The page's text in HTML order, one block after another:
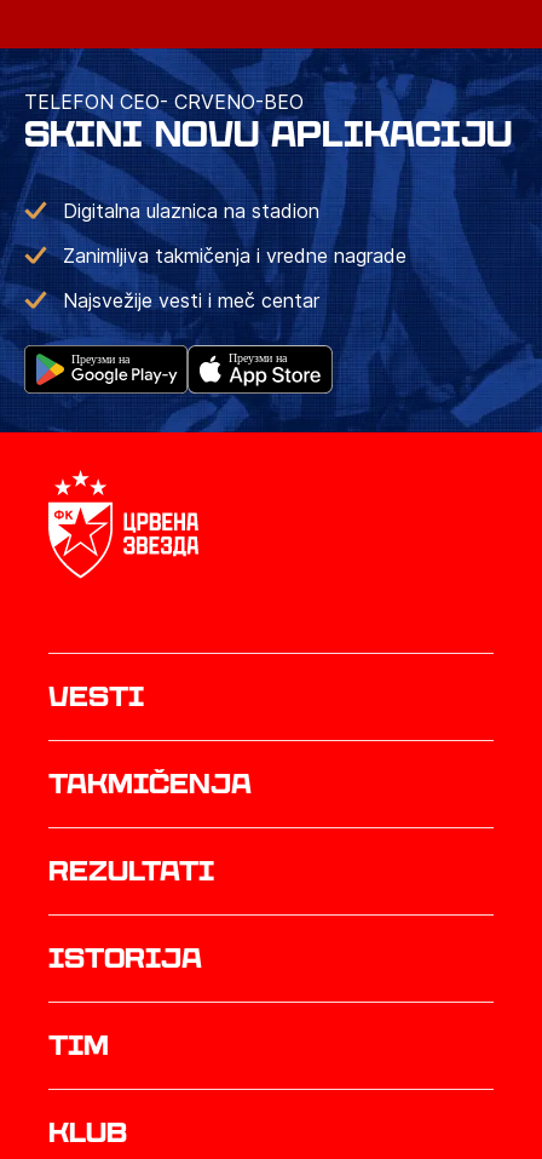
TELEFON CEO- CRVENO-BEO
SKINI NOVU APLIKACIJU
Digitalna ulaznica na stadion
Zanimljiva takmičenja i vredne nagrade
Najsvežije vesti i meč centar
Vesti
Takmičenja
rezultati
istorija
TIM
Klub